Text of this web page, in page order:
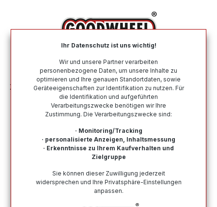
Zubehör Motoröl Motoröl nach Viskosität 5W-50
5W-50 Motoröl günstig online kaufen
Bei Goodwheel finden Sie alle verfügbaren 5W-50
Motoröle von namhafter Hersteller. Schneller Versand &
Wie finde ich meine Reifengröße?
Ihr Datenschutz ist uns wichtig!
Wir und unsere Partner verarbeiten
personenbezogene Daten, um unsere Inhalte zu
optimieren und Ihre genauen Standortdaten, sowie
Geräteeigenschaften zur Identifikation zu nutzen. Für
die Identifikation und aufgeführten
Verarbeitungszwecke benötigen wir Ihre
Zustimmung. Die Verarbeitungszwecke sind:
· Monitoring/Tracking
· personalisierte Anzeigen, Inhaltsmessung
· Erkenntnisse zu Ihrem Kaufverhalten und
Zielgruppe
Sie können dieser Zuwilligung jederzeit
widersprechen und Ihre Privatsphäre-Einstellungen
anpassen.